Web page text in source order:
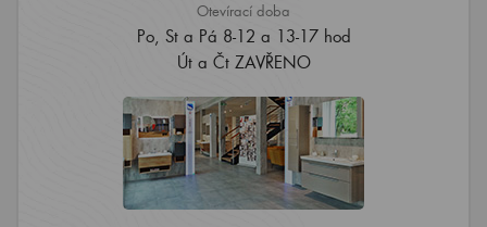
Otevírací doba
Po, St a Pá 8-12 a 13-17 hod
Út a Čt ZAVŘENO